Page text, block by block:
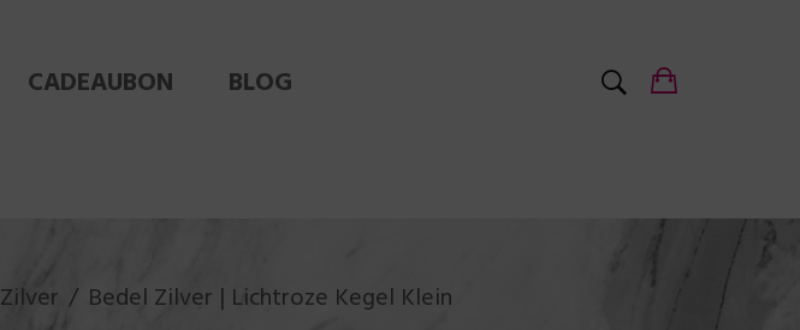
CADEAUBON
BLOG
Zilver Bedel Zilver | Lichtroze Kegel Klein